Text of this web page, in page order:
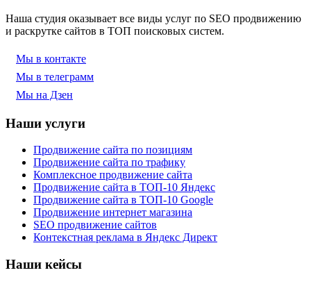
Наша студия оказывает все виды услуг по SEO продвижению
и раскрутке сайтов в ТОП поисковых систем.
Мы в контакте
Мы в телеграмм
Мы на Дзен
Наши услуги
Продвижение сайта по позициям
Продвижение сайта по трафику
Комплексное продвижение сайта
Продвижение сайта в ТОП-10 Яндекс
Продвижение сайта в ТОП-10 Google
Продвижение интернет магазина
SEO продвижение сайтов
Контекстная реклама в Яндекс Директ
Наши кейсы